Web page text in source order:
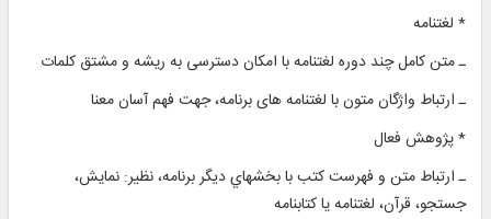
* لغتنامه
ـ متن کامل چند دوره لغتنامه با امکان دسترسی به ريشه و مشتق کلمات
ـ ارتباط واژگان متون با لغتنامه های برنامه، جهت فهم آسان معنا
* پژوهش فعال
ـ ارتباط متن و فهرست كتب با بخشهاي دیگر برنامه، نظیر: نمايش،
جستجو، قرآن، لغتنامه يا کتابنامه